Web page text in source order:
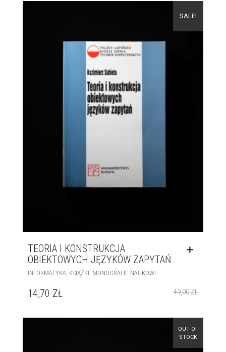
SALE!
TEORIA I KONSTRUKCJA
OBIEKTOWYCH JĘZYKÓW ZAPYTAŃ
INFORMATYKA, KSIĄŻKI, MONOGRAFIE NAUKOWE
49,00ZŁ
14,70 ZŁ
OUT OF
STOCK